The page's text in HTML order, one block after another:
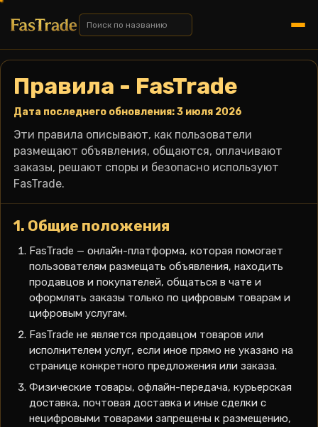
Правила - FasTrade
Дата последнего обновления: 3 июля 2026
Эти правила описывают, как пользователи
размещают объявления, общаются, оплачивают
заказы, решают споры и безопасно используют
FasTrade.
1. Общие положения
FasTrade — онлайн-платформа, которая помогает
пользователям размещать объявления, находить
продавцов и покупателей, общаться в чате и
оформлять заказы только по цифровым товарам и
цифровым услугам.
FasTrade не является продавцом товаров или
исполнителем услуг, если иное прямо не указано на
странице конкретного предложения или заказа.
Физические товары, офлайн-передача, курьерская
доставка, почтовая доставка и иные сделки с
нецифровыми товарами запрещены к размещению,